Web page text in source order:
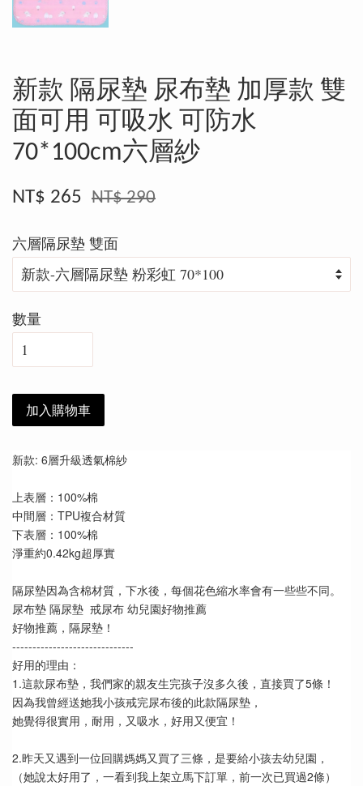
新款 隔尿墊 尿布墊 加厚款 雙
面可用 可吸水 可防水
70*100cm六層紗
NT$ 265 NT$ 290
六層隔尿墊 雙面
數量
加入購物車
新款: 6層升級透氣棉紗
上表層：100%棉
中間層：TPU複合材質
下表層：100%棉
淨重約0.42kg超厚實
隔尿墊因為含棉材質，下水後，每個花色縮水率會有一些些不同。
尿布墊 隔尿墊  戒尿布 幼兒園好物推薦
好物推薦，隔尿墊！
------------------------------
好用的理由：
1.這款尿布墊，我們家的親友生完孩子沒多久後，直接買了5條！
因為我曾經送她我小孩戒完尿布後的此款隔尿墊，
她覺得很實用，耐用，又吸水，好用又便宜！
2.昨天又遇到一位回購媽媽又買了三條，是要給小孩去幼兒園，
（她說太好用了，一看到我上架立馬下訂單，前一次已買過2條）